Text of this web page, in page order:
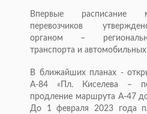
Впервые расписание
перевозчиков
органом –
транспорта и
В ближайших планах -
А-84 «Пл. Киселева –
продление маршрута А-47
До 1 февраля 2023 года